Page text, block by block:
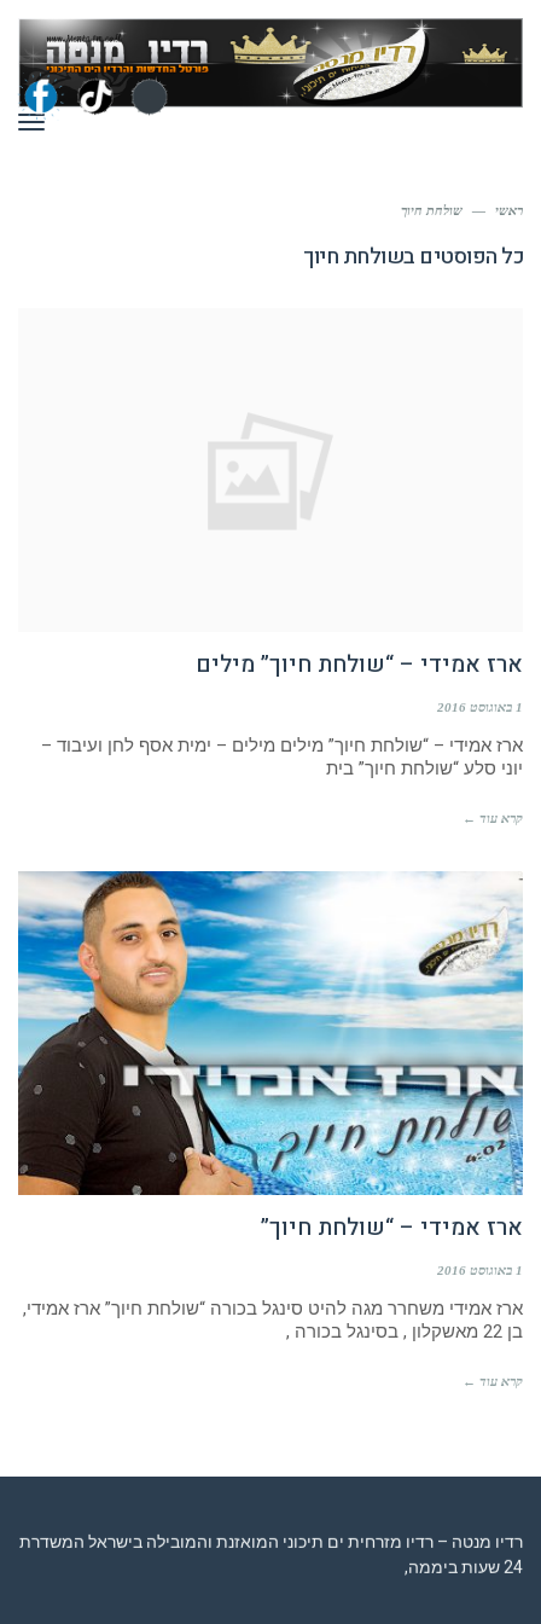
ראשי — שולחת חיוך
כל הפוסטים בשולחת חיוך
ארז אמידי – “שולחת חיוך” מילים
1 באוגוסט 2016
ארז אמידי – “שולחת חיוך” מילים מילים – ימית אסף לחן ועיבוד –
יוני סלע “שולחת חיוך” בית
קרא עוד ←
ארז אמידי – “שולחת חיוך”
1 באוגוסט 2016
ארז אמידי משחרר מגה להיט סינגל בכורה “שולחת חיוך” ארז אמידי,
בן 22 מאשקלון , בסינגל בכורה ,
קרא עוד ←
רדיו מנטה – רדיו מזרחית ים תיכוני המואזנת והמובילה בישראל המשדרת
24 שעות ביממה,